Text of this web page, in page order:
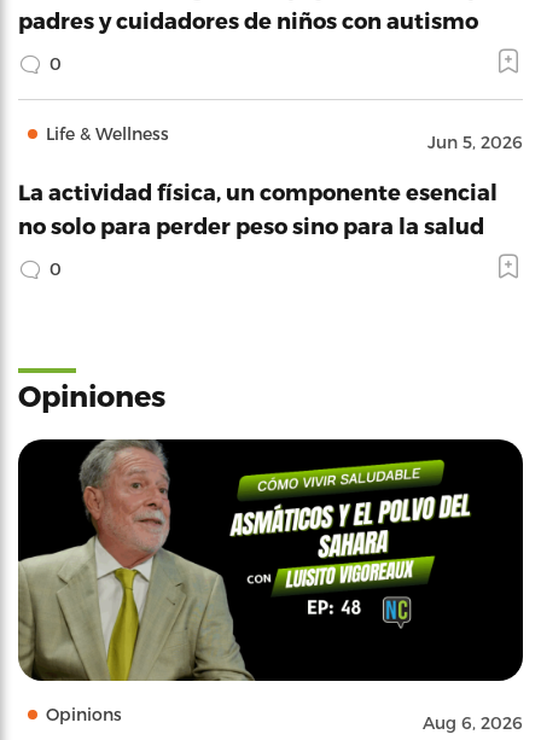
padres y cuidadores de niños con autismo
0
Life & Wellness Jun 5, 2026
La actividad física, un componente esencial
no solo para perder peso sino para la salud
0
Opiniones
Opinions Aug 6, 2026